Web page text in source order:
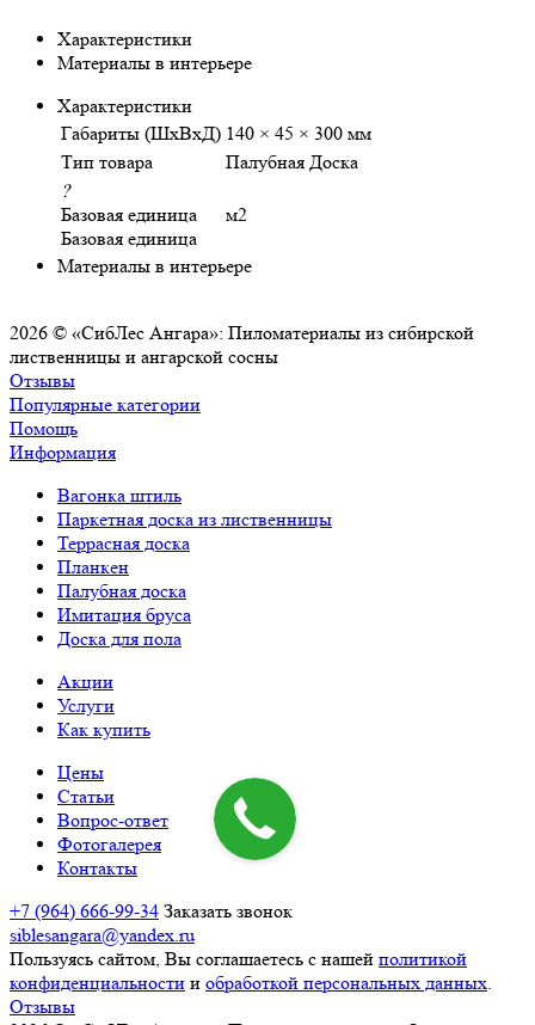
Характеристики
Материалы в интерьере
Характеристики
Габариты (ШхВхД) 140 × 45 × 300 мм
Тип товара
Палубная Доска
?
Базовая единица
Базовая единица
м2
Материалы в интерьере
2026 © «СибЛес Ангара»: Пиломатериалы из сибирской
лиственницы и ангарской сосны
Отзывы
Популярные категории
Помощь
Информация
Вагонка штиль
Паркетная доска из лиственницы
Террасная доска
Планкен
Палубная доска
Имитация бруса
Доска для пола
Акции
Услуги
Как купить
Цены
Статьи
Вопрос-ответ
Фотогалерея
Контакты
+7 (964) 666-99-34 Заказать звонок
siblesangara@yandex.ru
Пользуясь сайтом, Вы соглашаетесь с нашей политикой
конфиденциальности и обработкой персональных данных.
Отзывы